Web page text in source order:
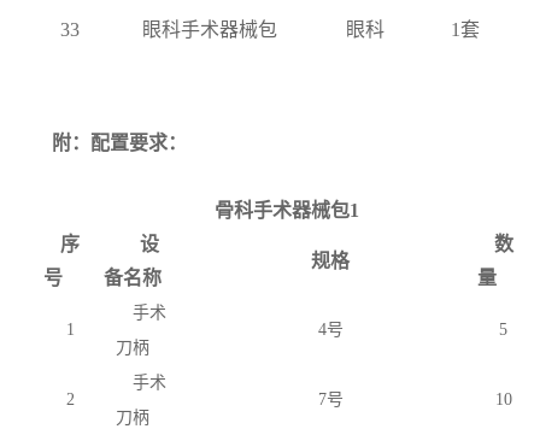
33 眼科手术器械包 眼科 1套
附：配置要求：
骨科手术器械包1
序
号
设
备名称
规格
数
量
1
手术
刀柄
4号 5
2
手术
刀柄
7号 10